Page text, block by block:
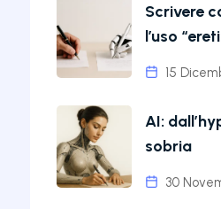
Scrivere
l’uso
15
AI:
sobria
30